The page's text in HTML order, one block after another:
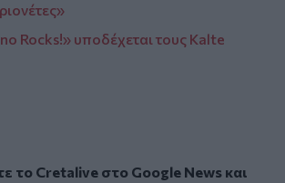
Rocks!» υποδέχεται τους Kalte
το Cretalive στο Google Newsκαι